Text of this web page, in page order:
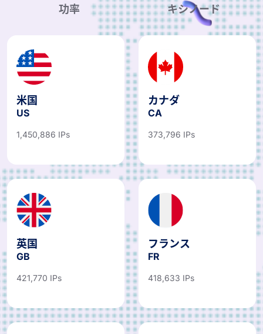
功率
キシノード
米国
US
1,450,886 IPs
カナダ
CA
373,796 IPs
英国
GB
421,770 IPs
フランス
FR
418,633 IPs